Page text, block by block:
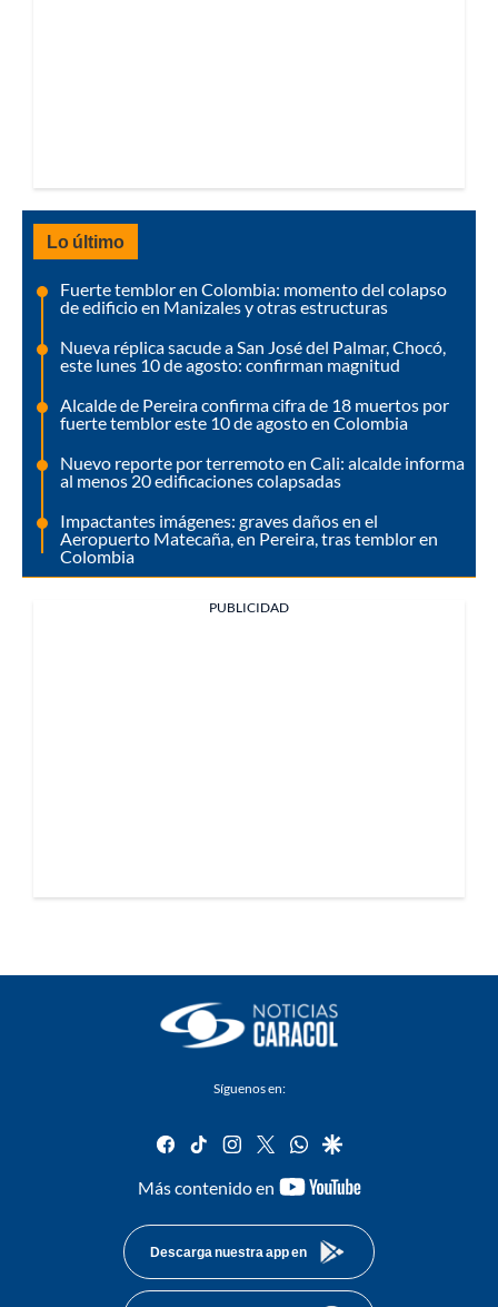
Lo último
Fuerte temblor en Colombia: momento del colapso
de edificio en Manizales y otras estructuras
Nueva réplica sacude a San José del Palmar, Chocó,
este lunes 10 de agosto: confirman magnitud
Alcalde de Pereira confirma cifra de 18 muertos por
fuerte temblor este 10 de agosto en Colombia
Nuevo reporte por terremoto en Cali: alcalde informa
al menos 20 edificaciones colapsadas
Impactantes imágenes: graves daños en el
Aeropuerto Matecaña, en Pereira, tras temblor en
Colombia
PUBLICIDAD
Síguenos en:
facebook
tiktok instagram
twitterwhatsapp
google
Más contenido en
youtube-
Descarga nuestra app en